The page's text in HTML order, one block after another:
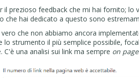
il prezioso feedback che mi hai fornito; lo
che hai dedicato a questo sono
che non abbiamo ancora
lo strumento il più semplice possibile,
C'è una analisi sui link ma sempre on page.